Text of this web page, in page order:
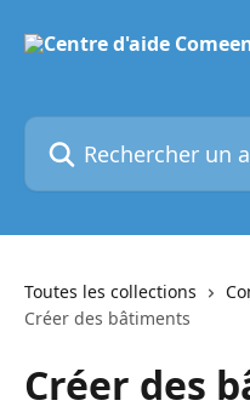
Rechercher un article...
Toutes les collections
Créer des bâtiments
Créer des